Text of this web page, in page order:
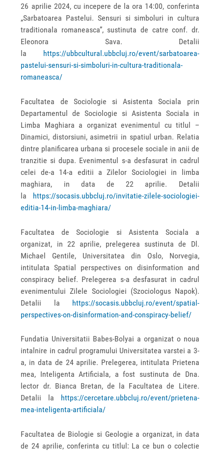
26 aprilie 2024, cu incepere de la ora 14:00, conferinta
„Sarbatoarea Pastelui. Sensuri si simboluri in cultura
traditionala romaneasca”, sustinuta de catre conf. dr.
Eleonora Sava. Detalii
la
https://ubbcultural.ubbcluj.ro/event/sarbatoarea-
pastelui-sensuri-si-simboluri-in-cultura-traditionala-
romaneasca/
Facultatea de Sociologie si Asistenta Sociala prin
Departamentul de Sociologie si Asistenta Sociala in
Limba Maghiara a organizat evenimentul cu titlul –
Dinamici, distorsiuni, asimetrii in spatiul urban. Relatia
dintre planificarea urbana si procesele sociale in anii de
tranzitie si dupa. Evenimentul s-a desfasurat in cadrul
celei de-a 14-a editii a Zilelor Sociologiei in limba
maghiara, in data de 22 aprilie. Detalii
la https://socasis.ubbcluj.ro/invitatie-zilele-sociologiei-
editia-14-in-limba-maghiara/
Facultatea de Sociologie si Asistenta Sociala a
organizat, in 22 aprilie, prelegerea sustinuta de Dl.
Michael Gentile, Universitatea din Oslo, Norvegia,
intitulata Spatial perspectives on disinformation and
conspiracy belief. Prelegerea s-a desfasurat in cadrul
evenimentului Zilele Sociologiei (Szociologus Napok).
Detalii la https://socasis.ubbcluj.ro/event/spatial-
perspectives-on-disinformation-and-conspiracy-belief/
Fundatia Universitatii Babes-Bolyai a organizat o noua
intalnire in cadrul programului Universitatea varstei a 3-
a, in data de 24 aprilie. Prelegerea, intitulata Prietena
mea, Inteligenta Artificiala, a fost sustinuta de Dna.
lector dr. Bianca Bretan, de la Facultatea de Litere.
Detalii la
https://cercetare.ubbcluj.ro/event/prietena-
mea-inteligenta-artificiala/
Facultatea de Biologie si Geologie a organizat, in data
de 24 aprilie, conferinta cu titlul: La ce bun o colectie